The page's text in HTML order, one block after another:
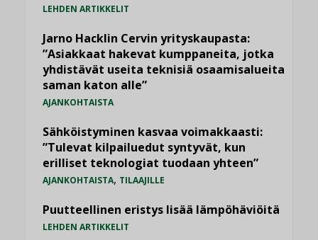
LEHDEN ARTIKKELIT
Jarno Hacklin Cervin yrityskaupasta:
”Asiakkaat hakevat kumppaneita, jotka
yhdistävät useita teknisiä osaamisalueita
saman katon alle”
AJANKOHTAISTA
Sähköistyminen kasvaa voimakkaasti:
”Tulevat kilpailuedut syntyvät, kun
erilliset teknologiat tuodaan yhteen”
AJANKOHTAISTA, TILAAJILLE
Puutteellinen eristys lisää lämpöhäviöitä
LEHDEN ARTIKKELIT